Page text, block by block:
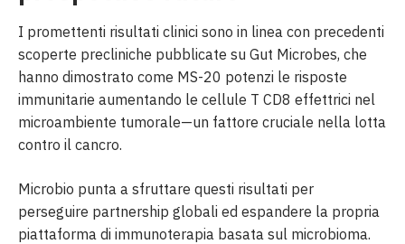
I promettenti risultati clinici sono in linea con precedenti
scoperte precliniche pubblicate su Gut Microbes, che
hanno dimostrato come MS-20 potenzi le risposte
immunitarie aumentando le cellule T CD8 effettrici nel
microambiente tumorale—un fattore cruciale nella lotta
contro il cancro.
Microbio punta a sfruttare questi risultati per
perseguire partnership globali ed espandere la propria
piattaforma di immunoterapia basata sul microbioma.